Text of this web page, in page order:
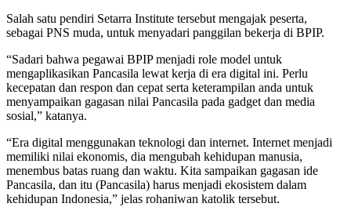
Salah satu pendiri Setarra Institute tersebut mengajak peserta,
sebagai PNS muda, untuk menyadari panggilan bekerja di BPIP.
“Sadari bahwa pegawai BPIP menjadi role model untuk
mengaplikasikan Pancasila lewat kerja di era digital ini. Perlu
kecepatan dan respon dan cepat serta keterampilan anda untuk
menyampaikan gagasan nilai Pancasila pada gadget dan media
sosial,” katanya.
“Era digital menggunakan teknologi dan internet. Internet menjadi
memiliki nilai ekonomis, dia mengubah kehidupan manusia,
menembus batas ruang dan waktu. Kita sampaikan gagasan ide
Pancasila, dan itu (Pancasila) harus menjadi ekosistem dalam
kehidupan Indonesia,” jelas rohaniwan katolik tersebut.